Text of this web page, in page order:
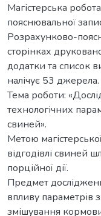
Магістерська
пояснювальної
Розрахунково-
сторінках
додатки та список
налічує 53 джерела.
Тема роботи:
технологічних
свиней».
Метою
відгодівлі свиней
порційної дії.
Предмет
впливу параметрів
змішування